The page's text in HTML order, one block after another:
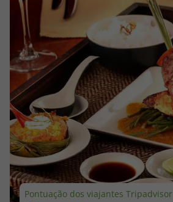
Escapadinhas
Cruzeiros
Promoções
Especialistas
Cheque Viagem
Rede de Lojas
Pontuação dos viajantes Tripadvisor